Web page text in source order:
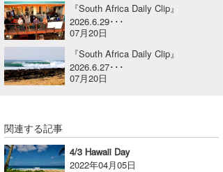
『South Africa Daily Clip』
2026.6.29･･･
07月20日
『South Africa Daily Clip』
2026.6.27･･･
07月20日
関連する記事
4/3 Hawaii Day
2022年04月05日
喜納海人
KID
KOBU
KY
mitz
OYZ